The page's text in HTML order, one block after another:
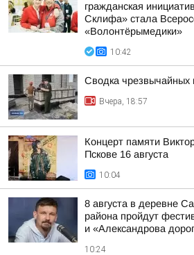
гражданская
Склифа» стала
«Волонтёрымедики»
10:42
Сводка чрезвычайных
Вчера, 18:57
Концерт памяти
Пскове 16 августа
10:04
8 августа в деревне
района пройдут
и «Александрова
10:24